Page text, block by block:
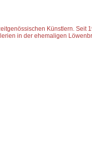
Künstlern. Seit
in der ehemaligen